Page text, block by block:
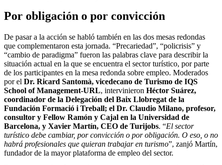
Por obligación o por convicción
De pasar a la acción se habló también en las dos mesas redondas
que complementaron esta jornada. “Precariedad”, “policrisis” y
“cambio de paradigma” fueron las palabras clave para describir la
situación actual en la que se encuentra el sector turístico, por parte
de los participantes en la mesa redonda sobre empleo. Moderados
por el Dr. Ricard Santomà, vicedecano de Turismo de IQS
School of Management-URL, intervinieron Héctor Suárez,
coordinador de la Delegación del Baix Llobregat de la
Fundación Formació i Treball; el Dr. Claudio Milano, profesor,
consultor y Fellow Ramón y Cajal en la Universidad de
Barcelona, y Xavier Martín, CEO de Turijobs. “El sector
turístico debe cambiar, por convicción o por obligación. O eso, o no
habrá profesionales que quieran trabajar en turismo”, zanjó Martín,
fundador de la mayor plataforma de empleo del sector.